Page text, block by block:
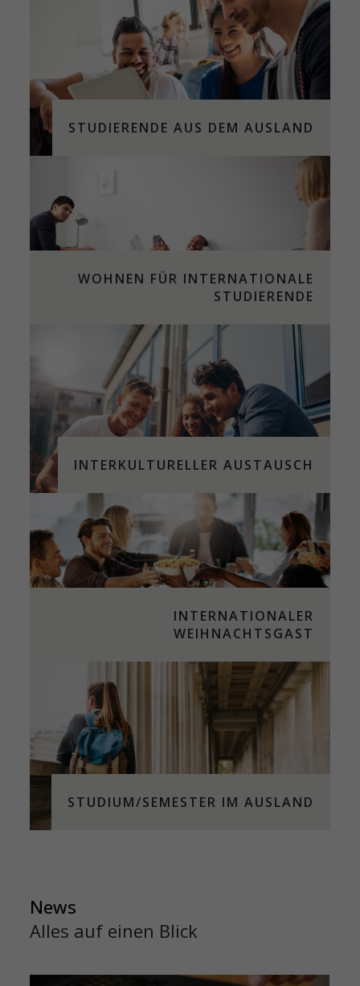
STUDIERENDE AUS DEM AUSLAND
WOHNEN FÜR INTERNATIONALE
STUDIERENDE
INTERKULTURELLER AUSTAUSCH
INTERNATIONALER
WEIHNACHTSGAST
STUDIUM/SEMESTER IM AUSLAND
News
Alles auf einen Blick